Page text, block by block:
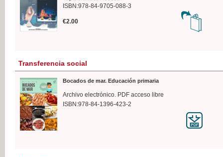
ISBN:978-84-9705-088-3
€2.00
Transferencia social
Bocados de mar. Educación primaria
Archivo electrónico. PDF acceso libre
ISBN:978-84-1396-423-2